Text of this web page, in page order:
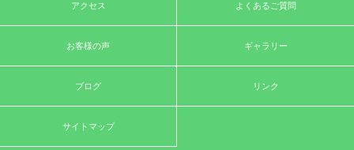
アクセス よくあるご質問
お客様の声 ギャラリー
ブログ リンク
サイトマップ